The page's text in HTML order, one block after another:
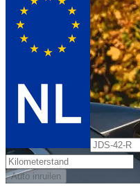
Auto inruilen